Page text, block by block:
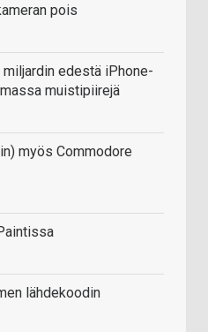
pois
edestä iPhone-
muistipiirejä
myös Commodore
lähdekoodin